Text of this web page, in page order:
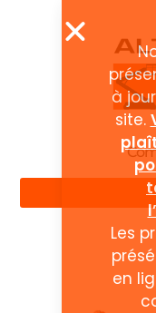
à
site.
Les
en